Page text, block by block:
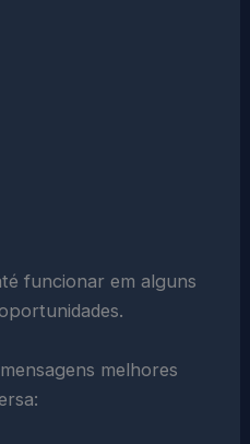
funcionar em alguns
melhores